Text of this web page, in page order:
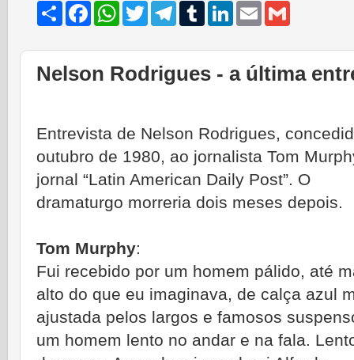
S
F
o
o
W
A
p
T
e
r
T
r
a
T
r
L
d
I
E
m
Nelson Rodrigues - a última
Entrevista de Nelson Rodrigues,
outubro de 1980, ao jornalista Tom
jornal “Latin American Daily Post”. O
dramaturgo morreria dois meses depois.
Tom Murphy:
Fui recebido por um homem pálido, até
alto do que eu imaginava, de calça azul
ajustada pelos largos e famosos
um homem lento no andar e na fala.